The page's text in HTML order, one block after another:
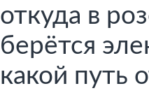
откуда в
берётся